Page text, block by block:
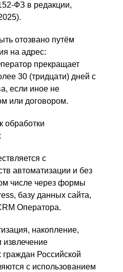
ФЗ в редакции,
отозвано путём
на адрес:
прекращает
30 (тридцати) дней с
если иное не
или договором.
обработки
с
автоматизации и без
числе через формы
базу данных сайта,
Оператора.
накопление,
извлечение
Российской
с использованием